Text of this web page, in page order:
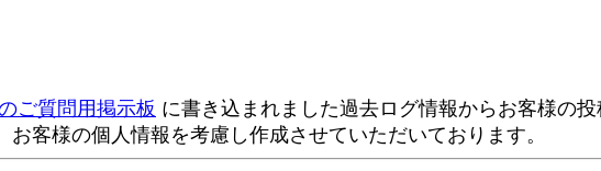
ご質問用掲示板 に書き込まれました過去ログ情報からお客様の
客様の個人情報を考慮し作成させていただいております。